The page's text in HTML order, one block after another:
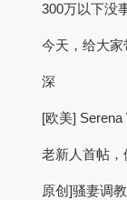
300万以下没
今天，给大
深
[欧美] Serena
老新人首帖
原创]骚妻调